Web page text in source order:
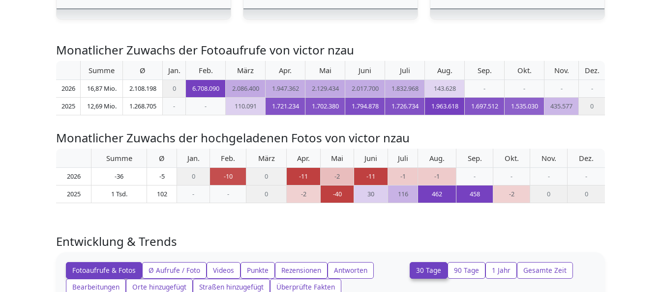
Monatlicher Zuwachs der Fotoaufrufe von victor nzau
Summe Ø Jan. Feb. März Apr. Mai Juni Juli Aug. Sep. Okt. Nov. Dez.
2026 16,87 Mio. 2.108.198 0 6.708.090 2.086.400 1.947.362 2.129.434 2.017.700 1.832.968 143.628 - - -
-
2025
12,69 Mio. 1.268.705 - - 110.091 1.721.234 1.702.380 1.794.878 1.726.734 1.963.618 1.697.512 1.535.030 435.577 0
Monatlicher Zuwachs der hochgeladenen Fotos von victor nzau
Summe Ø Jan. Feb. März Apr. Mai Juni Juli Aug. Sep. Okt. Nov. Dez.
2026 -36 -5 0 -10 0 -11 -2 -11 -1 -1 - - -
-
2025
1 Tsd. 102 - - 0 -2 -40 30 116 462 458 -2 0 0
Entwicklung & Trends
Fotoaufrufe & Fotos Ø Aufrufe / Foto Videos Punkte Rezensionen
Antworten
Bearbeitungen
Orte hinzugefügt Straßen hinzugefügt Überprüfte Fakten
30 Tage 90 Tage 1 Jahr Gesamte Zeit